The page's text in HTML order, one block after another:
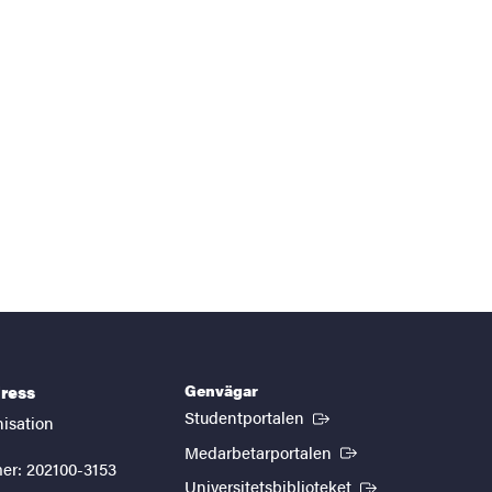
202100-3153
Genvägar
Studentportalen (Extern länk)
Medarbetarportalen (Extern länk)
Universitetsbiblioteket (Extern länk)